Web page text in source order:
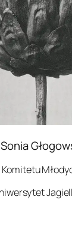
Sonia
Komitetu